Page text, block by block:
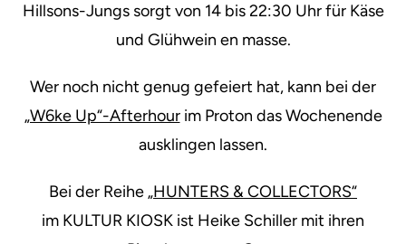
Hillsons-Jungs sorgt von 14 bis 22:30 Uhr für Käse
und Glühwein en masse.
Wer noch nicht genug gefeiert hat, kann bei der
„W6ke Up“-Afterhourim Proton das Wochenende
ausklingen lassen.
Bei der Reihe „HUNTERS & COLLECTORS“
im KULTUR KIOSK ist Heike Schiller mit ihren